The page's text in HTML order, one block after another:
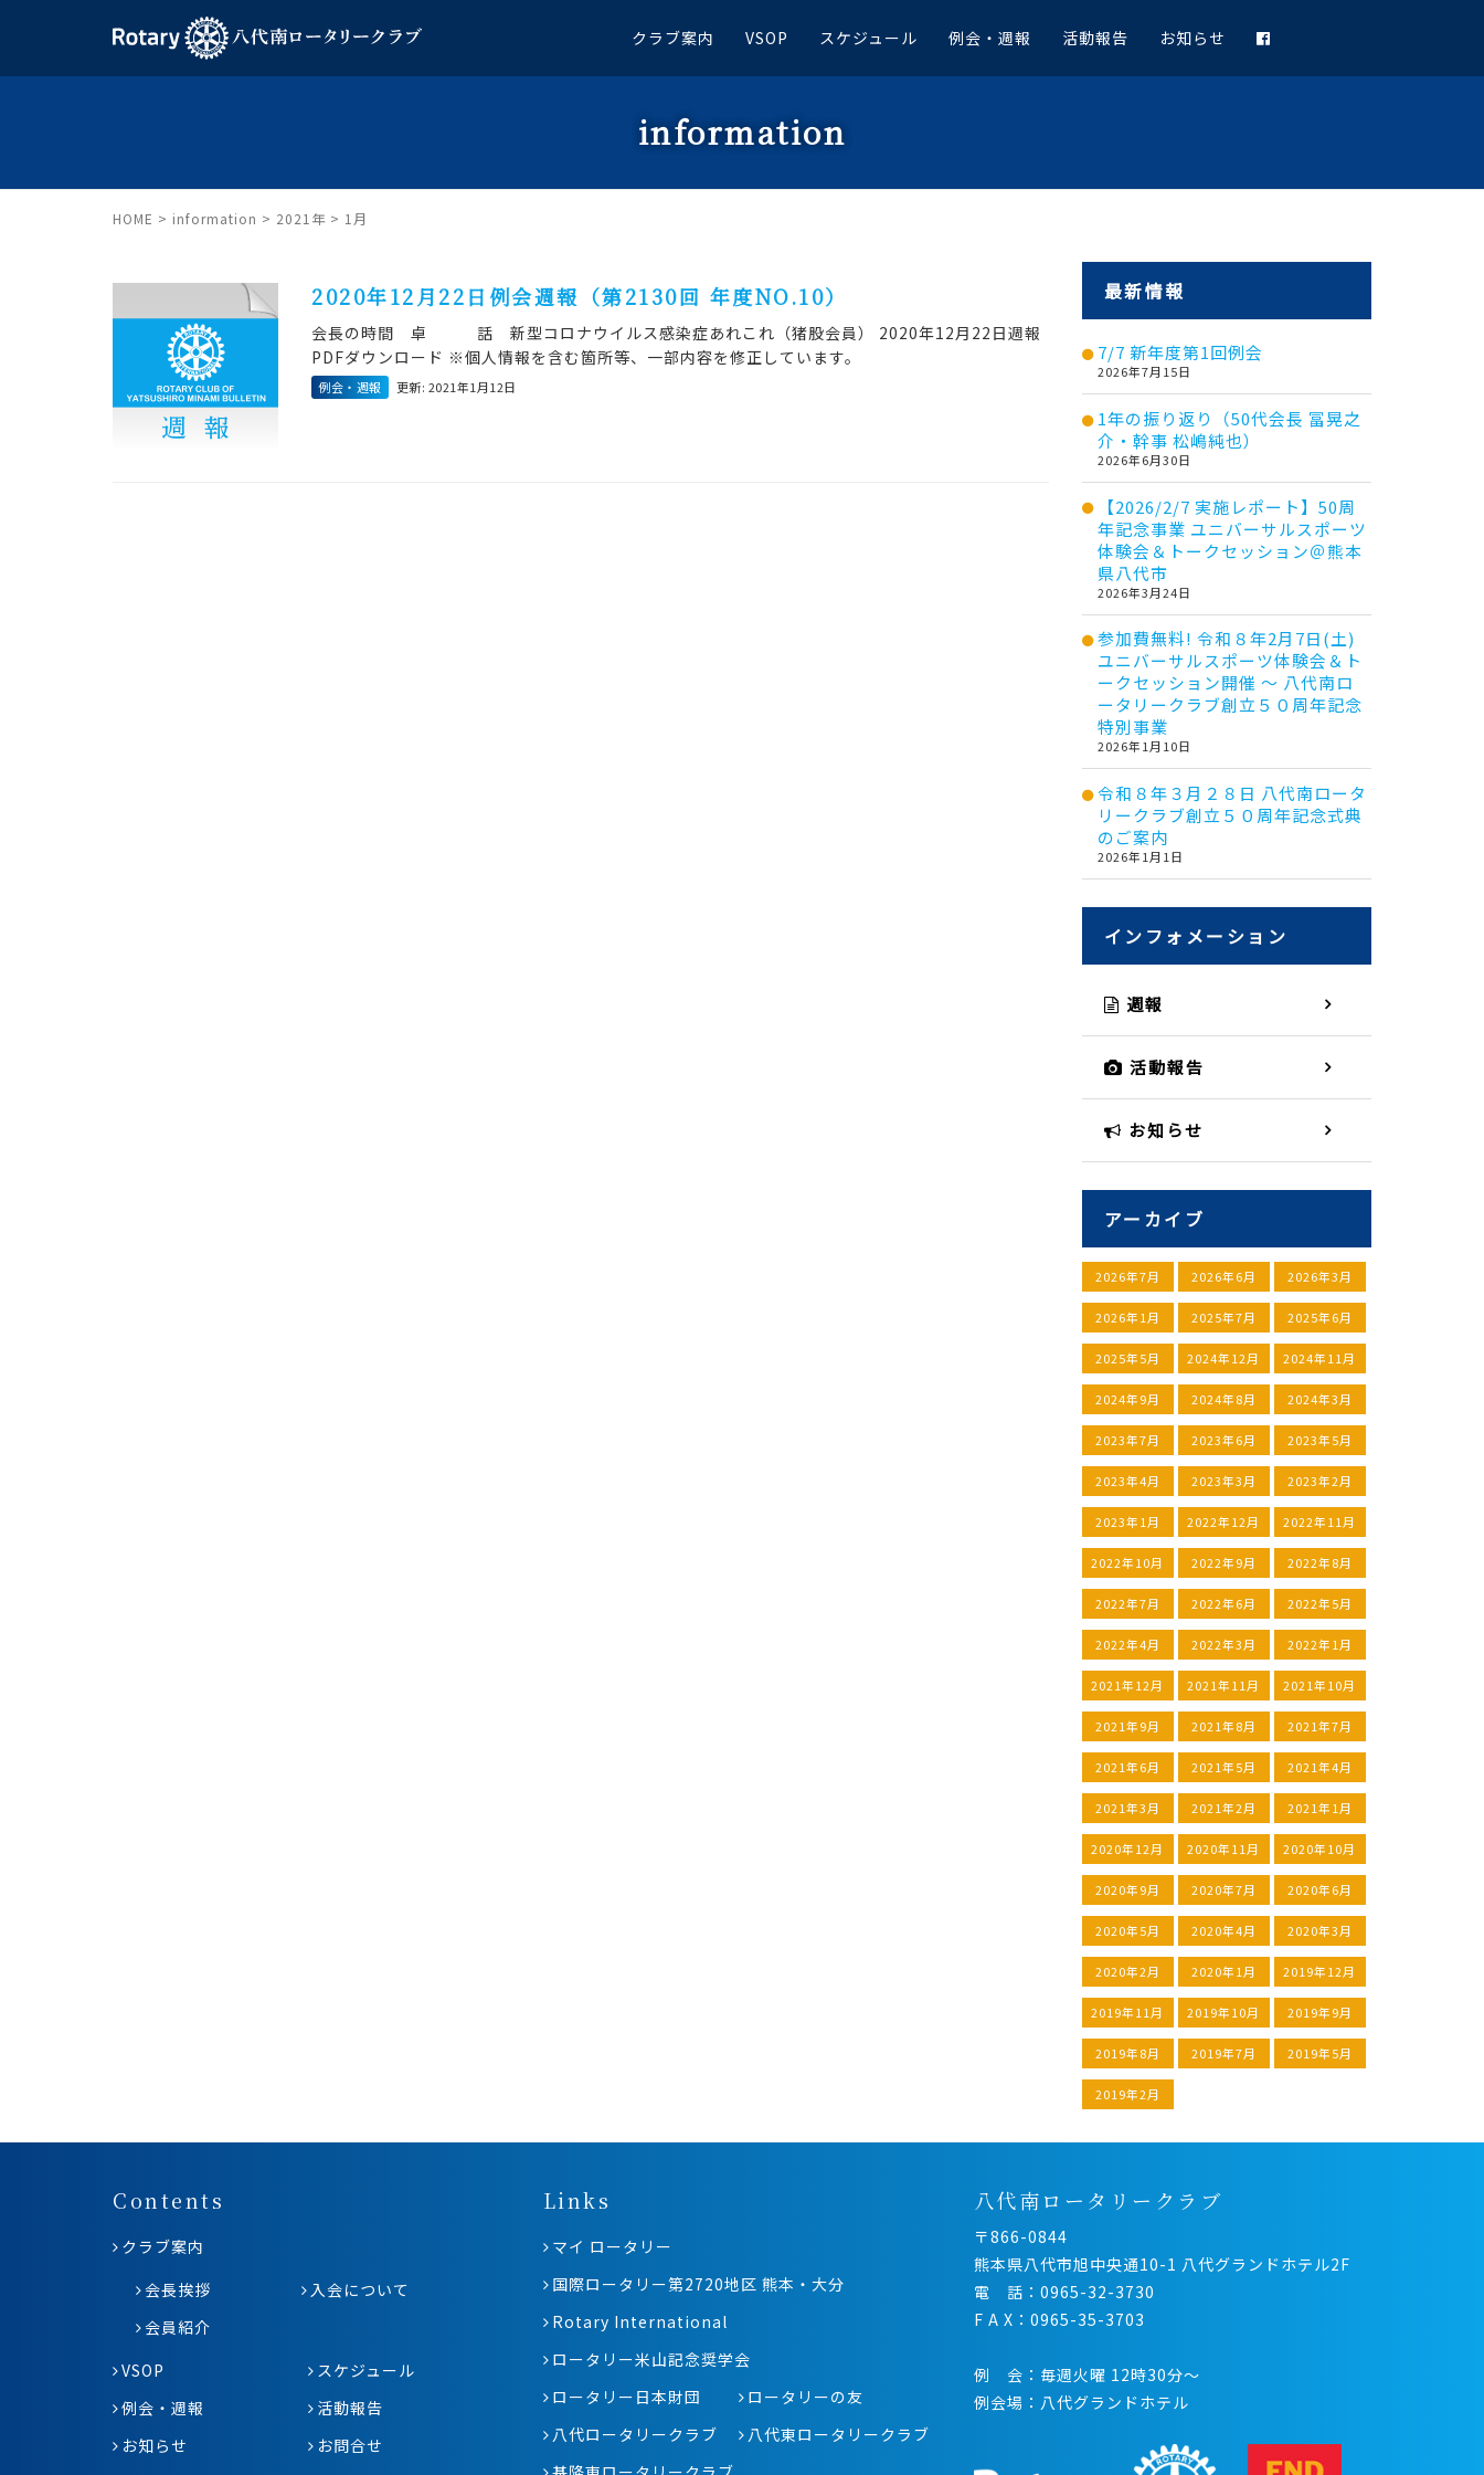
クラブ案内 VSOP スケジュール 例会・週報 活動報告 お知らせ
information
HOME > information > 2021年 > 1月
2020年12月22日例会週報（第2130回 年度NO.10）
会長の時間 卓 話 新型コロナウイルス感染症あれこれ（猪股会員） 2020年12月22日週報
PDFダウンロード ※個人情報を含む箇所等、一部内容を修正しています。
例会・週報 更新: 2021年1月12日
最新情報
7/7 新年度第1回例会
2026年7月15日
1年の振り返り（50代会長 冨晃之
介・幹事 松嶋純也）
2026年6月30日
【2026/2/7 実施レポート】50周
年記念事業 ユニバーサルスポーツ
体験会＆トークセッション＠熊本
県八代市
2026年3月24日
参加費無料! 令和８年2月7日(土)
ユニバーサルスポーツ体験会＆ト
ークセッション開催 ～ 八代南ロ
ータリークラブ創立５０周年記念
特別事業
2026年1月10日
令和８年３月２８日 八代南ロータ
リークラブ創立５０周年記念式典
のご案内
2026年1月1日
インフォメーション
週報
活動報告
お知らせ
アーカイブ
2026年7月 2026年6月 2026年3月
2026年1月 2025年7月 2025年6月
2025年5月 2024年12月 2024年11月
2024年9月 2024年8月 2024年3月
2023年7月 2023年6月 2023年5月
2023年4月 2023年3月 2023年2月
2023年1月 2022年12月 2022年11月
2022年10月 2022年9月 2022年8月
2022年7月 2022年6月 2022年5月
2022年4月 2022年3月 2022年1月
2021年12月 2021年11月 2021年10月
2021年9月 2021年8月 2021年7月
2021年6月 2021年5月 2021年4月
2021年3月 2021年2月 2021年1月
2020年12月 2020年11月 2020年10月
2020年9月 2020年7月 2020年6月
2020年5月 2020年4月 2020年3月
2020年2月 2020年1月 2019年12月
2019年11月 2019年10月 2019年9月
2019年8月 2019年7月 2019年5月
2019年2月
Contents
クラブ案内
会長挨拶
入会について
会員紹介
VSOP
スケジュール
例会・週報
活動報告
お知らせ
お問合せ
Links
マイ ロータリー
国際ロータリー第2720地区 熊本・大分
Rotary International
ロータリー米山記念奨学会
ロータリー日本財団
ロータリーの友
八代ロータリークラブ
八代東ロータリークラブ
八代南ロータリークラブ
〒866-0844
熊本県八代市旭中央通10-1 八代グランドホテル2F
電 話：0965-32-3730
F A X：0965-35-3703
例 会：毎週火曜 12時30分〜
例会場：八代グランドホテル